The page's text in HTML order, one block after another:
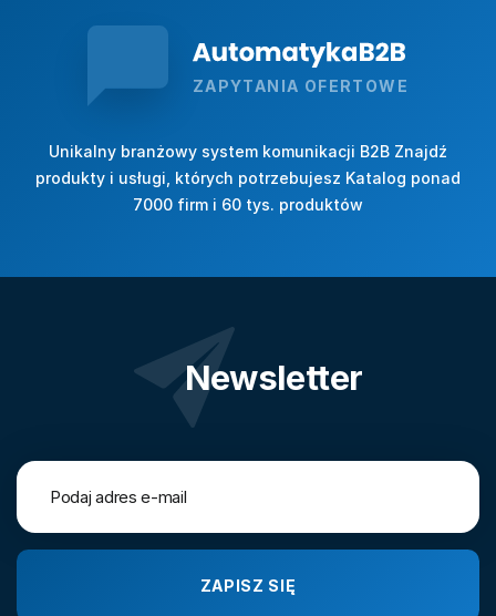
ZAPYTANIA OFERTOWE
Unikalny branżowy system komunikacji B2B Znajdź
produkty i usługi, których potrzebujesz Katalog ponad
7000 firm i 60 tys. produktów
Newsletter